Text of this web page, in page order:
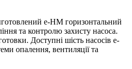
e-HM горизонтальний
та контролю захисту насоса.
Доступні шість насосів e-
опалення, вентиляції та